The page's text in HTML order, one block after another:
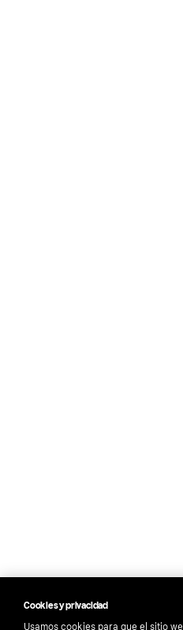
Cookies y privacidad
Usamos cookies para que el sitio